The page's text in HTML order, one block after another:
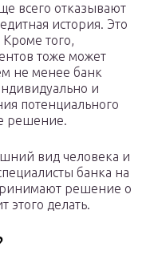
всего отказывают
история. Это
того,
тоже может
не менее банк
и
потенциального
решение.
вид человека и
банка на
решение о
этого делать.